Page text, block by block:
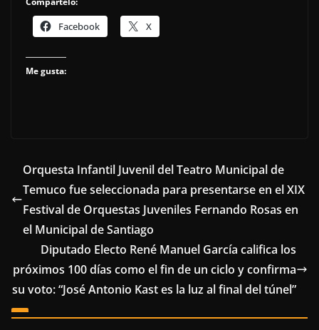
Facebook X
Me gusta:
Orquesta Infantil Juvenil del Teatro Municipal de
Temuco fue seleccionada para presentarse en el XIX
Festival de Orquestas Juveniles Fernando Rosas en
el Municipal de Santiago
Diputado Electo René Manuel García califica los
próximos 100 días como el fin de un ciclo y confirma
su voto: “José Antonio Kast es la luz al final del túnel”